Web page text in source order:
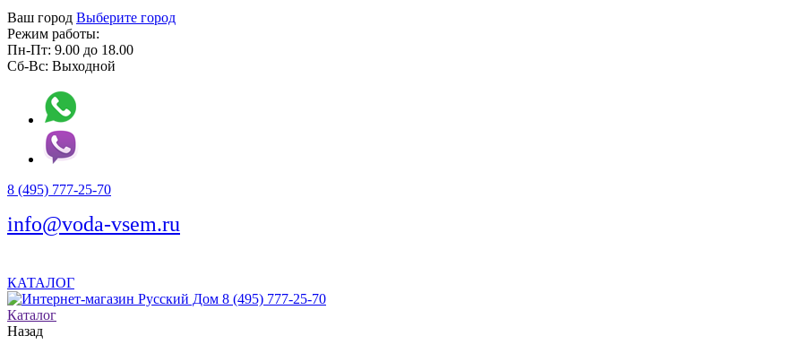
Ваш город Выберите город
Режим работы:
Пн-Пт: 9.00 до 18.00
Сб-Вс: Выходной
8 (495) 777-25-70
info@voda-vsem.ru
КАТАЛОГ
8 (495) 777-25-70
Каталог
Назад